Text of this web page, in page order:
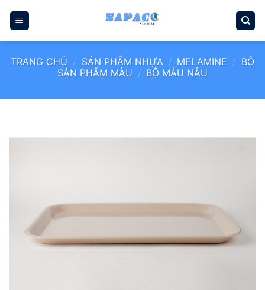
qua
TRANG CHỦ / SẢN PHẨM NHỰA / MELAMINE / BỘ
SẢN PHẨM MÀU / BỘ MÀU NÂU